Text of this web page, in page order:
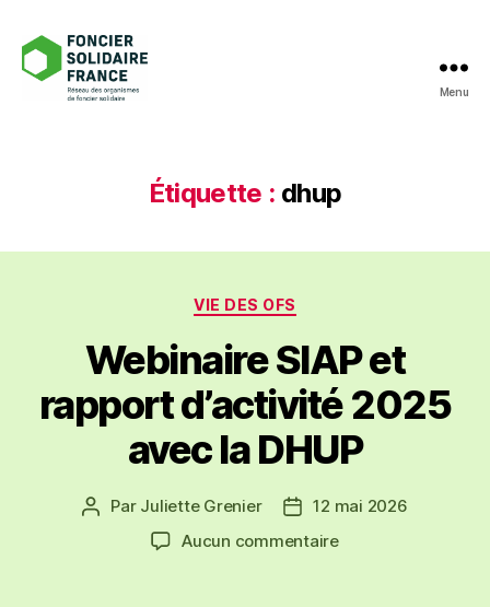
Menu
Étiquette : dhup
Catégories
VIE DES OFS
Webinaire SIAP et
rapport d’activité 2025
avec la DHUP
Auteur
Par Juliette Grenier
Date12 mai 2026
Aucun commentairesur